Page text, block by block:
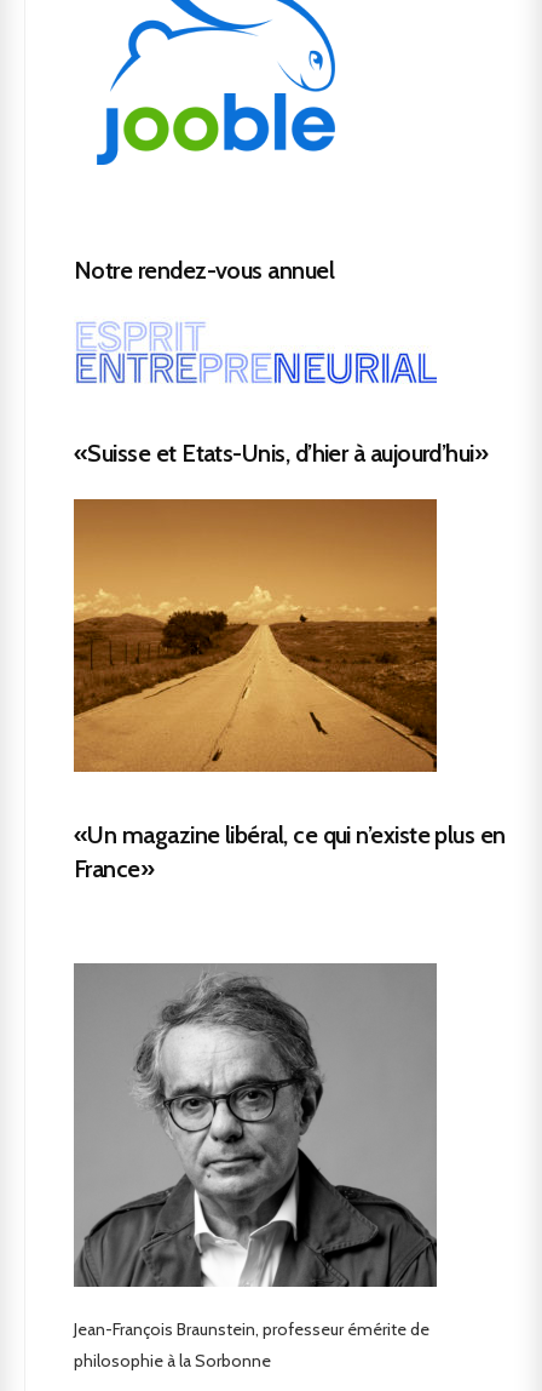
Notre rendez-vous annuel
«Suisse et Etats-Unis, d’hier à aujourd’hui»
«Un magazine libéral, ce qui n’existe plus en
France»
Jean-François Braunstein, professeur émérite de
philosophie à la Sorbonne